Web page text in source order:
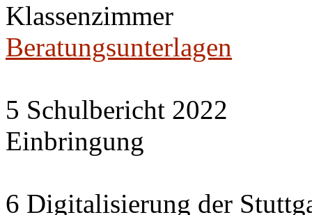
Klassenzimmer
Beratungsunterlagen
5 Schulbericht 2022
Einbringung
6 Digitalisierung der